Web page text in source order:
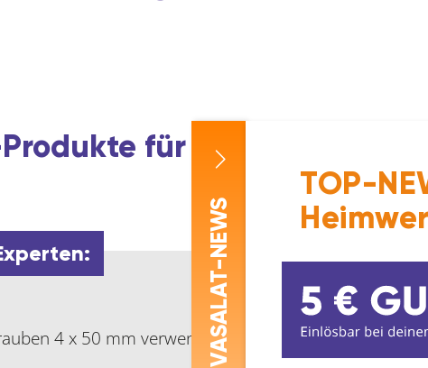
für das private
4 x 50 mm verwendbar für Türstärke 42 – 47
V
ASALAT
-NEWS
TOP-